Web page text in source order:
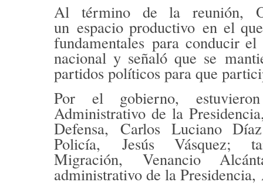
Al término de la reunión,
un espacio productivo en el
fundamentales para conducir
nacional y señaló que se
partidos políticos para que
Por el gobierno,
Administrativo de la
Defensa,Carlos Luciano
Policía, Jesús Vásquez;
Migración,Venancio
administrativo de la Presidencia,